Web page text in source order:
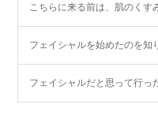
こちらに来る前は、肌のくす
フェイシャルを始めたのを知
フェイシャルだと思って行っ